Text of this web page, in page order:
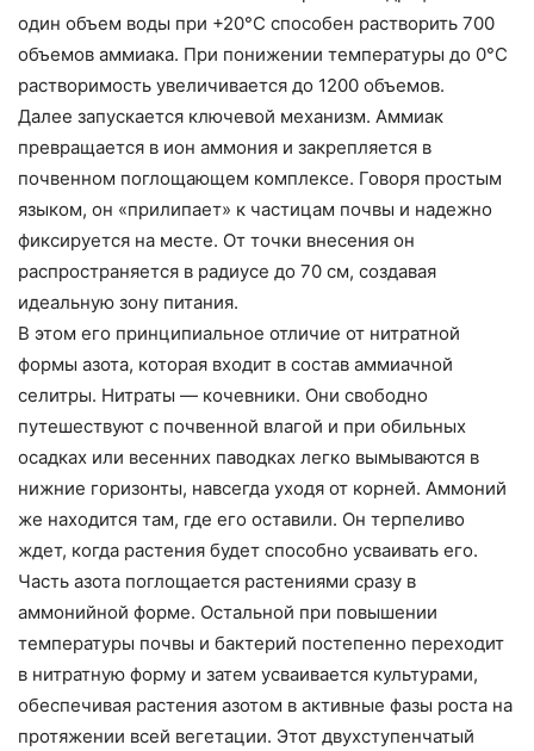
один объем воды при +20°С способен растворить 700
объемов аммиака. При понижении температуры до 0°С
растворимость увеличивается до 1200 объемов.
Далее запускается ключевой механизм. Аммиак
превращается в ион аммония и закрепляется в
почвенном поглощающем комплексе. Говоря простым
языком, он «прилипает» к частицам почвы и надежно
фиксируется на месте. От точки внесения он
распространяется в радиусе до 70 см, создавая
идеальную зону питания.
В этом его принципиальное отличие от нитратной
формы азота, которая входит в состав аммиачной
селитры. Нитраты — кочевники. Они свободно
путешествуют с почвенной влагой и при обильных
осадках или весенних паводках легко вымываются в
нижние горизонты, навсегда уходя от корней. Аммоний
же находится там, где его оставили. Он терпеливо
ждет, когда растения будет способно усваивать его.
Часть азота поглощается растениями сразу в
аммонийной форме. Остальной при повышении
температуры почвы и бактерий постепенно переходит
в нитратную форму и затем усваивается культурами,
обеспечивая растения азотом в активные фазы роста на
протяжении всей вегетации. Этот двухступенчатый